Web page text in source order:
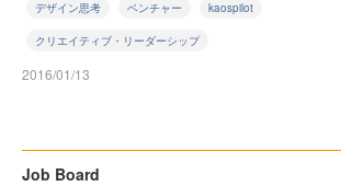
デザイン思考 ベンチャー kaospilot
クリエイティブ・リーダーシップ
2016/01/13
Job Board